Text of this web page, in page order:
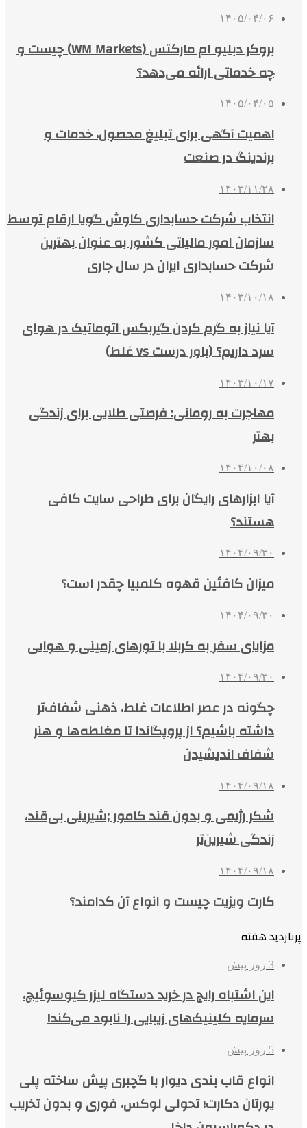
۱۴۰۵/۰۴/۰۶
بروکر دبلیو ام مارکتس (WM Markets) چیست و
چه خدماتی ارائه می‌دهد؟
۱۴۰۵/۰۴/۰۵
اهمیت آگهی برای تبلیغ محصول، خدمات و
برندینگ در صنعت
۱۴۰۳/۱۱/۲۸
انتخاب شرکت حسابداری کاوش گویا ارقام توسط
سازمان امور مالیاتی کشور به عنوان بهترین
شرکت حسابداری ایران در سال جاری
۱۴۰۳/۱۰/۱۸
آیا نیاز به گرم کردن گیربکس اتوماتیک در هوای
سرد داریم؟ (باور درست vs غلط)
۱۴۰۳/۱۰/۱۷
مهاجرت به رومانی: فرصتی طلایی برای زندگی
بهتر
۱۴۰۴/۱۰/۰۸
آیا ابزارهای رایگان برای طراحی سایت کافی
هستند؟
۱۴۰۴/۰۹/۳۰
میزان کافئین قهوه کلمبیا چقدر است؟
۱۴۰۴/۰۹/۳۰
مزایای سفر به کربلا با تورهای زمینی و هوایی
۱۴۰۴/۰۹/۳۰
چگونه در عصر اطلاعات غلط، ذهنی شفاف‌تر
داشته باشیم؟ از پروپگاندا تا مغلطه‌ها و هنر
شفاف اندیشیدن
۱۴۰۴/۰۹/۱۸
شکر رژیمی و بدون قند کامور ;شیرینی بی‌قند،
زندگی شیرین‌تر
۱۴۰۴/۰۹/۱۸
کارت ویزیت چیست و انواع آن کدامند؟
پربازدید هفته
3 روز پیش
این اشتباه رایج در خرید دستگاه لیزر کیوسوئیچ،
سرمایه کلینیک‌های زیبایی را نابود می‌کند!
5 روز پیش
انواع قاب بندی دیوار با گچبری پیش ساخته پلی
یورتان دکارت؛ تحولی لوکس، فوری و بدون تخریب